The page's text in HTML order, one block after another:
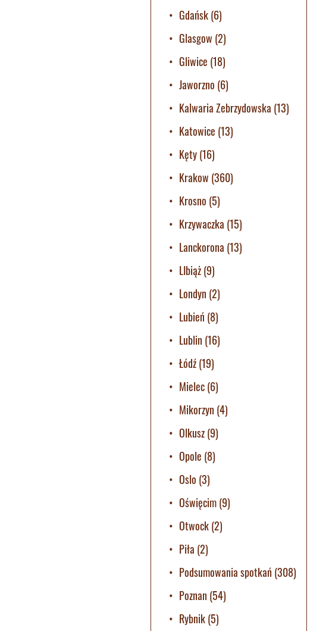
Gdańsk(6)
Glasgow (2)
Gliwice (18)
Jaworzno (6)
Kalwaria Zebrzydowska (13)
Katowice (13)
Kęty(16)
Krakow (360)
Krosno (5)
Krzywaczka (15)
Lanckorona (13)
LIbiąż(9)
Londyn (2)
Lubień (8)
Lublin (16)
Łódź(19)
Mielec(6)
Mikorzyn (4)
Olkusz(9)
Opole (8)
Oslo (3)
Oświęcim(9)
Otwock(2)
Piła (2)
Podsumowania spotkań (308)
Poznan (54)
Rybnik(5)